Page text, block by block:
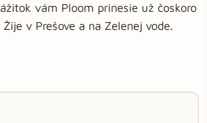
vám Ploom prinesie už čoskoro
v Prešove a na Zelenej vode.